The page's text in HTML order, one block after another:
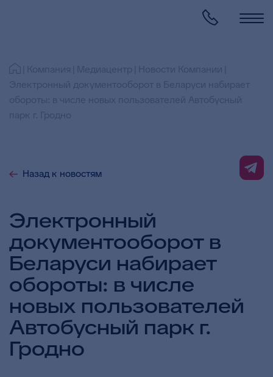
Назад к новостям
Электронный
документооборот в
Беларуси набирает
обороты: в числе
новых пользователей
Автобусный парк г.
Гродно